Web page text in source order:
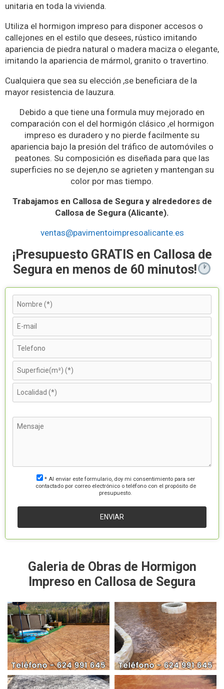
unitaria en toda la vivienda.
Utiliza el hormigon impreso para disponer accesos o
callejones en el estilo que desees, rústico imitando
apariencia de piedra natural o madera maciza o elegante,
imitando la apariencia de mármol, granito o travertino.
Cualquiera que sea su elección ,se beneficiara de la
mayor resistencia de lauzura.
Debido a que tiene una formula muy mejorado en
comparación con el del hormigón clásico ,el hormigon
impreso es duradero y no pierde facilmente su
apariencia bajo la presión del tráfico de automóviles o
peatones. Su composición es diseñada para que las
superficies no se dejen,no se agrieten y mantengan su
color por mas tiempo.
Trabajamos en Callosa de Segura y alrededores de
Callosa de Segura (Alicante).
ventas@pavimentoimpresoalicante.es
¡Presupuesto GRATIS en Callosa de
Segura en menos de 60 minutos!
* Al enviar este formulario, doy mi consentimiento para ser
contactado por correo electrónico o teléfono con el propósito de
presupuesto.
Galeria de Obras de Hormigon
Impreso en Callosa de Segura